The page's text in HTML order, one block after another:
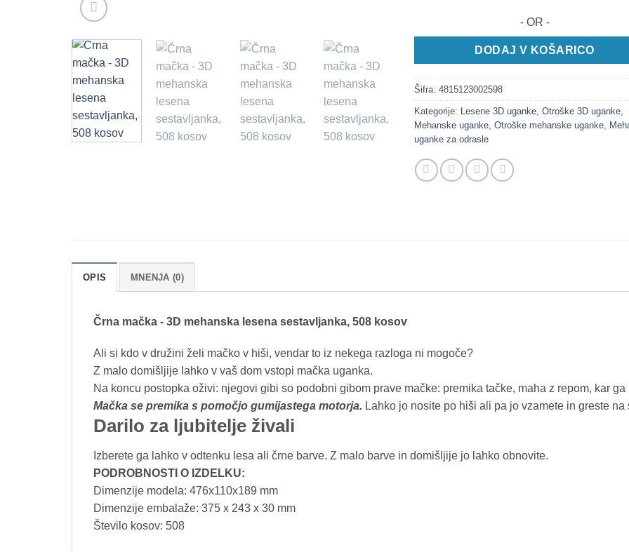
- OR -
DODAJ V KOŠARICO
Šifra: 4815123002598
Kategorije: Lesene 3D uganke, Otroške 3D uganke,
Mehanske uganke, Otroške mehanske uganke,
uganke za odrasle
OPIS MNENJA (0)
Črna mačka - 3D mehanska lesena sestavljanka, 508 kosov
Ali si kdo v družini želi mačko v hiši, vendar to iz nekega razloga ni mogoče?
Z malo domišljije lahko v vaš dom vstopi mačka uganka.
Na koncu postopka oživi: njegovi gibi so podobni gibom prave mačke: premika tačke, maha z repom, kar
Mačka se premika s pomočjo gumijastega motorja. Lahko jo nosite po hiši ali pa jo vzamete in greste na
Darilo za ljubitelje živali
Izberete ga lahko v odtenku lesa ali črne barve. Z malo barve in domišljije jo lahko obnovite.
PODROBNOSTI O IZDELKU:
Dimenzije modela: 476х110х189 mm
Dimenzije embalaže: 375 x 243 x 30 mm
Število kosov: 508